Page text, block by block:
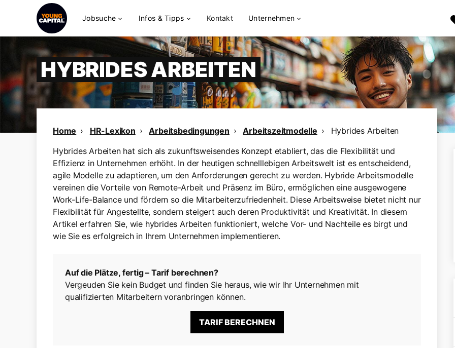
Jobsuche Infos & Tipps Kontakt Unternehmen
HYBRIDES ARBEITEN
Home HR-Lexikon Arbeitsbedingungen Arbeitszeitmodelle
Hybrides Arbeiten
Hybrides Arbeiten hat sich als zukunftsweisendes Konzept etabliert, das die Flexibilität und
Effizienz in Unternehmen erhöht. In der heutigen schnelllebigen Arbeitswelt ist es entscheidend,
agile Modelle zu adaptieren, um den Anforderungen gerecht zu werden. Hybride Arbeitsmodelle
vereinen die Vorteile von Remote-Arbeit und Präsenz im Büro, ermöglichen eine ausgewogene
Work-Life-Balance und fördern so die Mitarbeiterzufriedenheit. Diese Arbeitsweise bietet nicht nur
Flexibilität für Angestellte, sondern steigert auch deren Produktivität und Kreativität. In diesem
Artikel erfahren Sie, wie hybrides Arbeiten funktioniert, welche Vor- und Nachteile es birgt und
wie Sie es erfolgreich in Ihrem Unternehmen implementieren.
Auf die Plätze, fertig – Tarif berechnen?
Vergeuden Sie kein Budget und finden Sie heraus, wie wir Ihr Unternehmen mit
qualifizierten Mitarbeitern voranbringen können.
TARIF BERECHNEN